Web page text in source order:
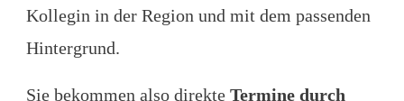
Kollegin in der Region und mit dem passenden
Hintergrund.
Sie bekommen also direkte Termine durch